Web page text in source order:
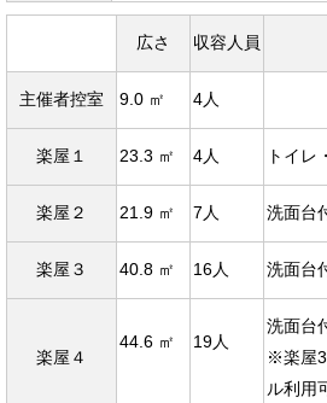
広さ 収容人員
主催者控室 9.0 ㎡ 4人
楽屋１ 23.3 ㎡ 4人 トイレ
楽屋２ 21.9 ㎡ 7人 洗面台
楽屋３ 40.8 ㎡ 16人 洗面台
楽屋４
44.6 ㎡ 19人
洗面台
※楽屋3
ル利用